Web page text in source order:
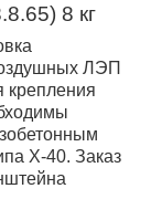
8 кг
ЛЭП
Х-40. Заказ